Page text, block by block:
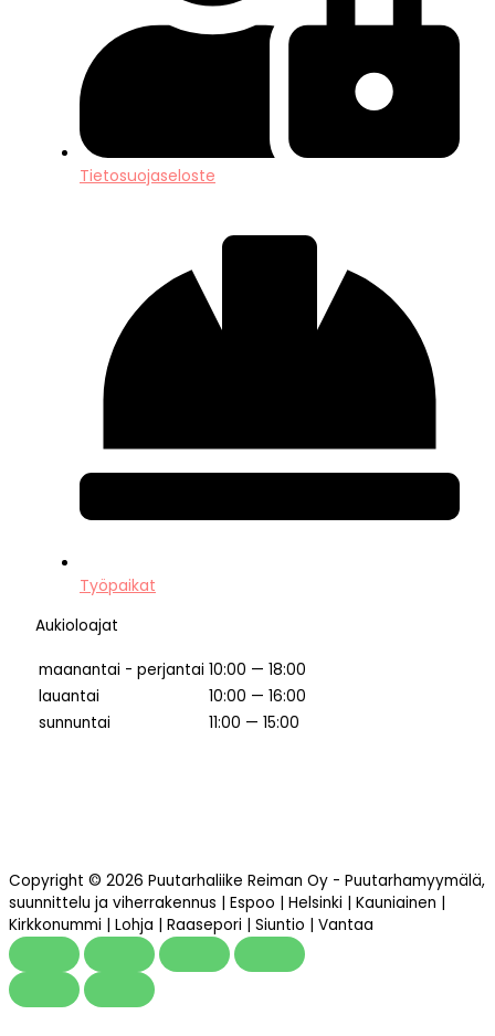
Tietosuojaseloste
Työpaikat
Aukioloajat
maanantai - perjantai 10:00 — 18:00
lauantai
10:00 — 16:00
sunnuntai
11:00 — 15:00
Copyright © 2026 Puutarhaliike Reiman Oy - Puutarhamyymälä,
suunnittelu ja viherrakennus | Espoo | Helsinki | Kauniainen |
Kirkkonummi | Lohja | Raasepori | Siuntio | Vantaa